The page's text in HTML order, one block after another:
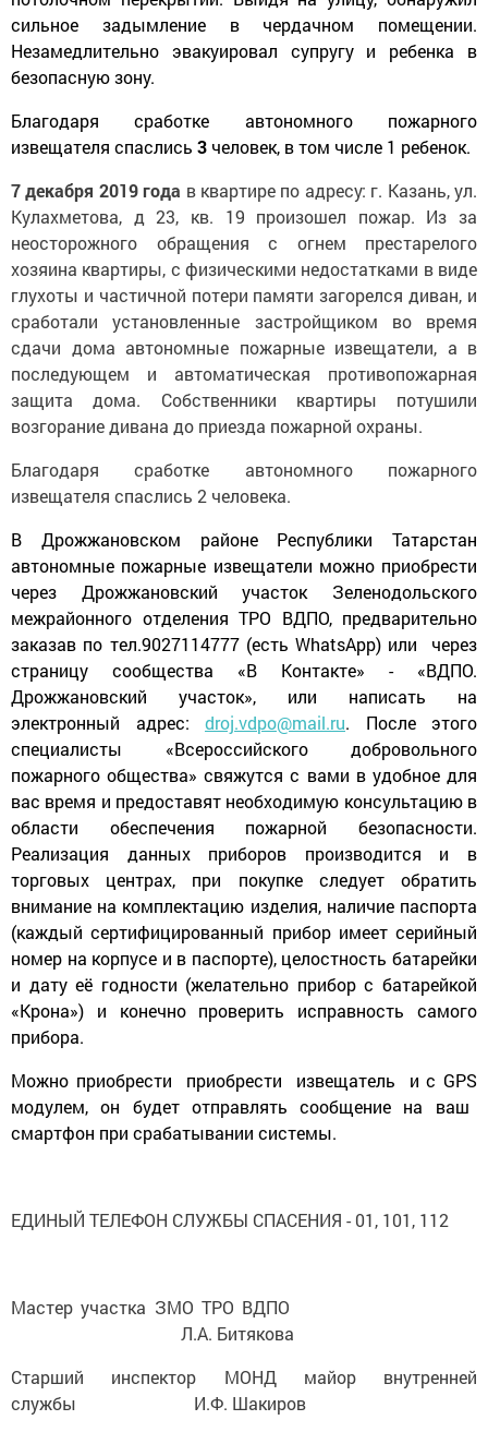
сильное задымление в чердачном помещении.
Незамедлительно эвакуировал супругу и ребенка в
безопасную зону.
Благодаря сработке автономного пожарного
извещателя спаслись 3 человек, в том числе 1 ребенок.
7 декабря 2019 года в квартире по адресу: г. Казань, ул.
Кулахметова, д 23, кв. 19 произошел пожар. Из за
неосторожного обращения с огнем престарелого
хозяина квартиры, с физическими недостатками в виде
глухоты и частичной потери памяти загорелся диван, и
сработали установленные застройщиком во время
сдачи дома автономные пожарные извещатели, а в
последующем и автоматическая противопожарная
защита дома. Собственники квартиры потушили
возгорание дивана до приезда пожарной охраны.
Благодаря сработке автономного пожарного
извещателя спаслись 2 человека.
В Дрожжановском районе Республики Татарстан
автономные пожарные извещатели можно приобрести
через Дрожжановский участок Зеленодольского
межрайонного отделения ТРО ВДПО, предварительно
заказав по тел.9027114777 (ecтьWhatsApp) или через
страницу сообщества «В Контакте» - «ВДПО.
Дрожжановский участок», или написать на
электронный адрес: droj.vdpo@mail.ru. После этого
специалисты «Всероссийского добровольного
пожарного общества» свяжутся с вами в удобное для
вас время и предоставят необходимую консультацию в
области обеспечения пожарной безопасности.
Реализация данных приборов производится и в
торговых центрах, при покупке следует обратить
внимание на комплектацию изделия, наличие паспорта
(каждый сертифицированный прибор имеет серийный
номер на корпусе и в паспорте), целостность батарейки
и дату её годности (желательно прибор с батарейкой
«Крона») и конечно проверить исправность самого
прибора.
Можно приобрести приобрести извещатель и с GPS
модулем, он будет отправлять сообщение на ваш
смартфон при срабатывании системы.
ЕДИНЫЙ ТЕЛЕФОН СЛУЖБЫ СПАСЕНИЯ - 01, 101, 112
Мастер участка ЗМО ТРО ВДПО
Л.А. Битякова
Старший инспектор МОНД майор внутренней
службы И.Ф. Шакиров